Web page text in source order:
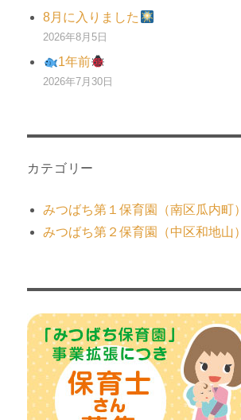
8月に入りました
2026年8月5日
1年前
2026年7月30日
カテゴリー
みつばち第１保育園（南区瓜内町）
みつばち第２保育園（中区和地山）